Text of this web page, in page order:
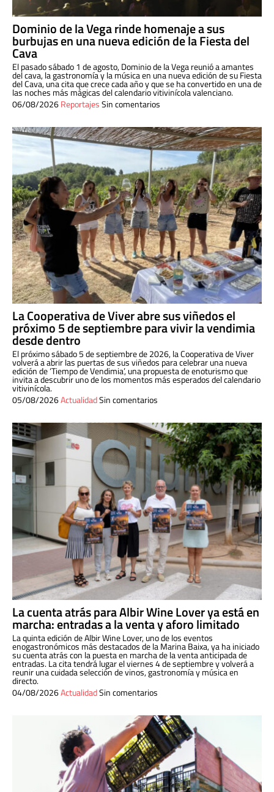
Dominio de la Vega rinde homenaje a sus
burbujas en una nueva edición de la Fiesta del
Cava
El pasado sábado 1 de agosto, Dominio de la Vega reunió a amantes
del cava, la gastronomía y la música en una nueva edición de su Fiesta
del Cava, una cita que crece cada año y que se ha convertido en una de
las noches más mágicas del calendario vitivinícola valenciano.
06/08/2026ReportajesSin comentarios
La Cooperativa de Viver abre sus viñedos el
próximo 5 de septiembre para vivir la vendimia
desde dentro
El próximo sábado 5 de septiembre de 2026, la Cooperativa de Viver
volverá a abrir las puertas de sus viñedos para celebrar una nueva
edición de ‘Tiempo de Vendimia’, una propuesta de enoturismo que
invita a descubrir uno de los momentos más esperados del calendario
vitivinícola.
05/08/2026ActualidadSin comentarios
La cuenta atrás para Albir Wine Lover ya está en
marcha: entradas a la venta y aforo limitado
La quinta edición de Albir Wine Lover, uno de los eventos
enogastronómicos más destacados de la Marina Baixa, ya ha iniciado
su cuenta atrás con la puesta en marcha de la venta anticipada de
entradas. La cita tendrá lugar el viernes 4 de septiembre y volverá a
reunir una cuidada selección de vinos, gastronomía y música en
directo.
04/08/2026ActualidadSin comentarios